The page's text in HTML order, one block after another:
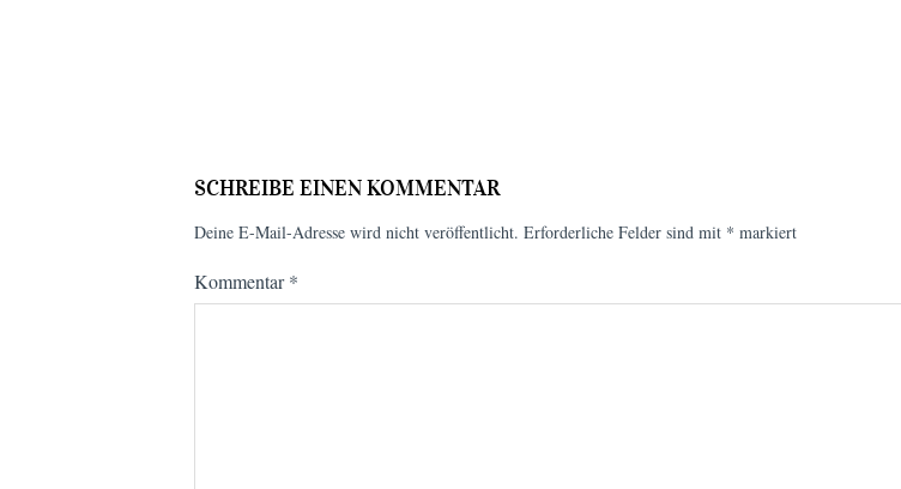
SCHREIBE EINEN KOMMENTAR
Deine E-Mail-Adresse wird nicht veröffentlicht. Erforderliche Felder sind mit * markiert
Kommentar*